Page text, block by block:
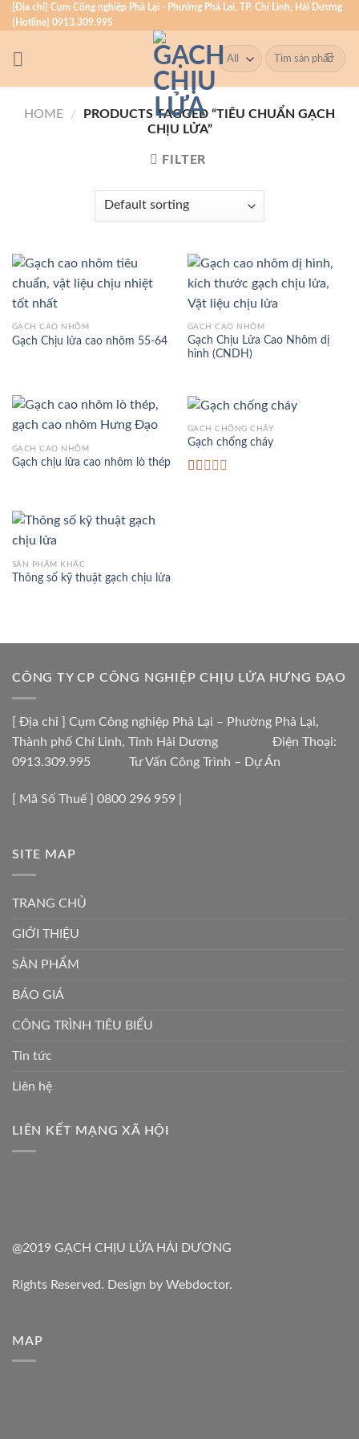
Skip
to
[Địa chỉ] Cụm Công nghiệp Phả Lại - Phường Phả Lại, TP. Chí Linh, Hải Dương
[Hotline] 0913.309.995
Search
for:
HOME /
PRODUCTS TAGGED “TIÊU CHUẨN GẠCH
CHỊU LỬA”
FILTER
GẠCH CAO NHÔM
Gạch Chịu lửa cao nhôm 55-64
GẠCH CAO NHÔM
Gạch Chịu Lửa Cao Nhôm dị
hình (CNDH)
GẠCH CAO NHÔM
Gạch chịu lửa cao nhôm lò thép
GẠCH CHỐNG CHÁY
Gạch chống cháy
SẢN PHẨM KHÁC
Thông số kỹ thuật gạch chịu lửa
CÔNG TY CP CÔNG NGHIỆP CHỊU LỬA HƯNG ĐẠO
[ Địa chỉ ] Cụm Công nghiệp Phả Lại – Phường Phả Lại,
Thành phố Chí Linh, Tỉnh Hải Dương Điện Thoại:
0913.309.995 Tư Vấn Công Trình – Dự Án
[ Mã Số Thuế ] 0800 296 959 |
SITE MAP
TRANG CHỦ
GIỚI THIỆU
SẢN PHẨM
BÁO GIÁ
CÔNG TRÌNH TIÊU BIỂU
Tin tức
Liên hệ
LIÊN KẾT MẠNG XÃ HỘI
@2019 GẠCH CHỊU LỬA HẢI DƯƠNG
Rights Reserved. Design by Webdoctor.
MAP